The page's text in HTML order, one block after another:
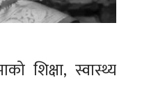
शिक्षा, स्वास्थ्य